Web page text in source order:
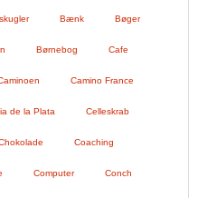
Bænk Bøger
Børnebog Cafe
Camino France
de la Plata Celleskrab
Coaching
Computer Conch